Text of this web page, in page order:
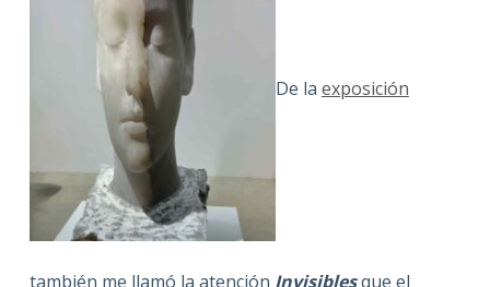
De la exposición
también me llamó la atención Invisiblesque el